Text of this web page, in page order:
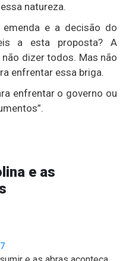
natureza.
e a decisão do
a esta proposta? A
dizer todos. Mas não
enfrentar essa briga.
enfrentar o governo ou
e as